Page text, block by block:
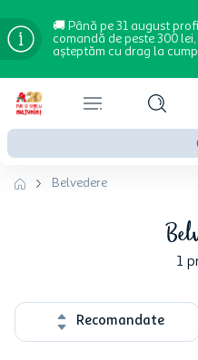
🚚 Până pe 31 august
comandă de peste 300
așteptăm cu drag la
Belvedere
1
Recomandate